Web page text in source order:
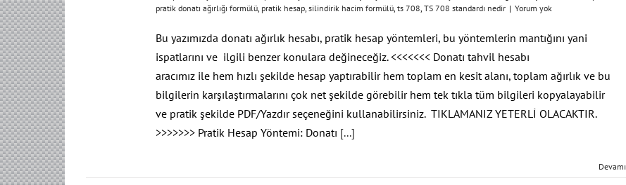
pratik donatı ağırlığı formülü pratik hesap silindirik hacim formülü ts 708 TS 708 standardı nedir | Yorum yok
Bu yazımızda donatı ağırlık hesabı, pratik hesap yöntemleri, bu yöntemlerin mantığını yani
ispatlarını ve ilgili benzer konulara değineceğiz. <<<<<<< Donatı tahvil hesabı
aracımız ile hem hızlı şekilde hesap yaptırabilir hem toplam en kesit alanı, toplam ağırlık ve bu
bilgilerin karşılaştırmalarını çok net şekilde görebilir hem tek tıkla tüm bilgileri kopyalayabilir
ve pratik şekilde PDF/Yazdır seçeneğini kullanabilirsiniz. TIKLAMANIZ YETERLİ OLACAKTIR.
>>>>>>> Pratik Hesap Yöntemi: Donatı [...]
Devamı